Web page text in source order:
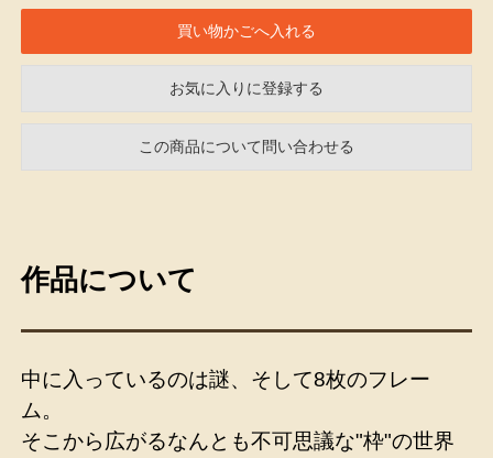
お気に入りに登録する
この商品について問い合わせる
作品について
中に入っているのは謎、そして8枚のフレー
ム。
そこから広がるなんとも不可思議な"枠"の世界